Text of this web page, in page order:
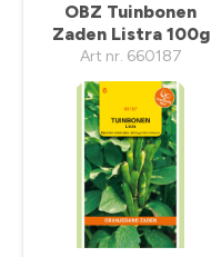
OBZ Tuinbonen
Zaden Listra 100g
Art nr. 660187